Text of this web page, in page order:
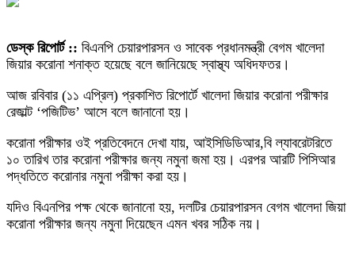
ডেস্ক রিপোর্ট :: বিএনপি চেয়ারপারসন ও সাবেক প্রধানমন্ত্রী বেগম খালেদা
জিয়ার করোনা শনাক্ত হয়েছে বলে জানিয়েছে স্বাস্থ্য অধিদফতর।
আজ রবিবার (১১ এপ্রিল) প্রকাশিত রিপোর্টে খালেদা জিয়ার করোনা পরীক্ষার
রেজাল্ট ‘পজিটিভ’ আসে বলে জানানো হয়।
করোনা পরীক্ষার ওই প্রতিবেদনে দেখা যায়, আইসিডিডিআর,বি ল্যাবরেটরিতে
১০ তারিখ তার করোনা পরীক্ষার জন্য নমুনা জমা হয়। এরপর আরটি পিসিআর
পদ্ধতিতে করোনার নমুনা পরীক্ষা করা হয়।
যদিও বিএনপির পক্ষ থেকে জানানো হয়, দলটির চেয়ারপারসন বেগম খালেদা জিয়া
করোনা পরীক্ষার জন্য নমুনা দিয়েছেন এমন খবর সঠিক নয়।